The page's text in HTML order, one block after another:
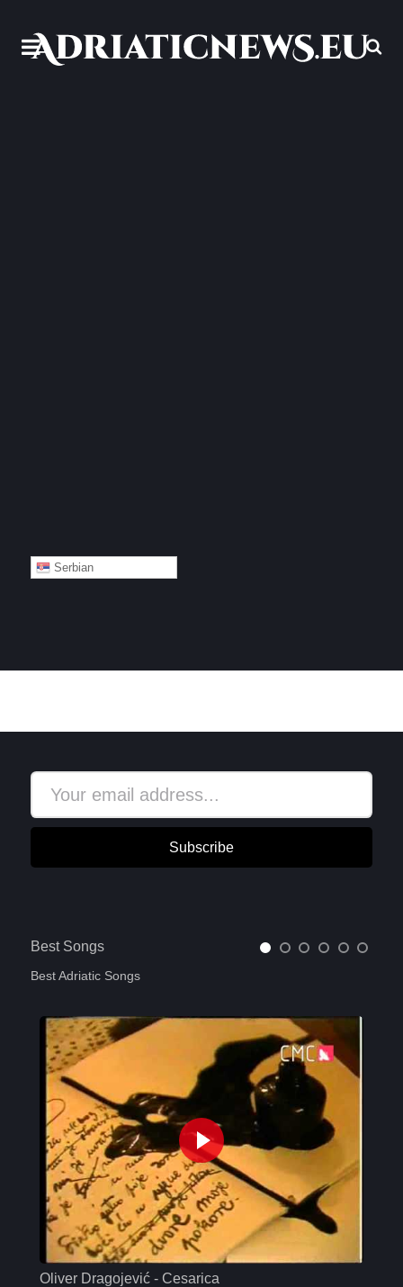
Serbian
Subscribe
Best Songs
Best Adriatic Songs
Oliver Dragojević - Cesarica